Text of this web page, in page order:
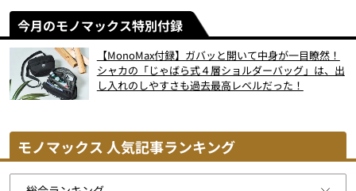
今月のモノマックス特別付録
【MonoMax付録】ガバッと開いて中身が一目瞭然！
シャカの「じゃばら式４層ショルダーバッグ」は、出
し入れのしやすさも過去最高レベルだった！
モノマックス 人気記事ランキング